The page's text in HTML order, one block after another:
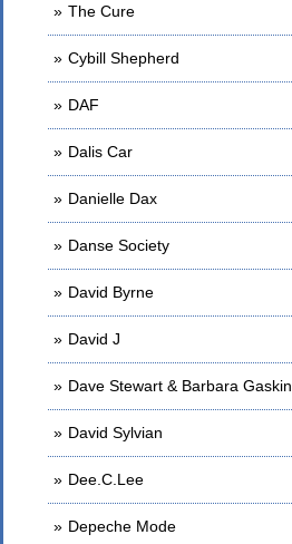
The Cure
Cybill Shepherd
DAF
Dalis Car
Danielle Dax
Danse Society
David Byrne
David J
Dave Stewart & Barbara Gaskin
David Sylvian
Dee.C.Lee
Depeche Mode